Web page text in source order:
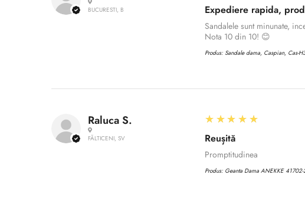
BUCURESTI, B Expediere rapida,
Sandalele sunt minunate,
Nota 10 din 10! 😊
Produs: Sandale dama, Caspian, Cas-
Raluca S.
FĂLTICENI, SV
5
★★★★★
Reușită
Promptitudinea
Produs: Geanta Dama ANEKKE